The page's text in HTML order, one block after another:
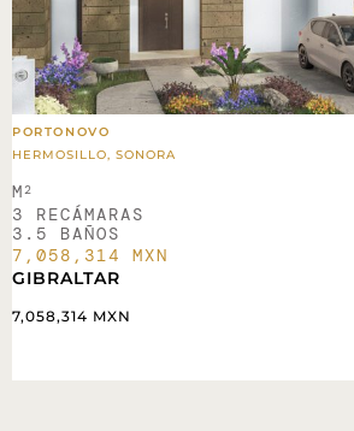
PORTONOVO
HERMOSILLO, SONORA
M2
3 RECÁMARAS
3.5 BAÑOS
7,058,314 MXN
GIBRALTAR
7,058,314 MXN